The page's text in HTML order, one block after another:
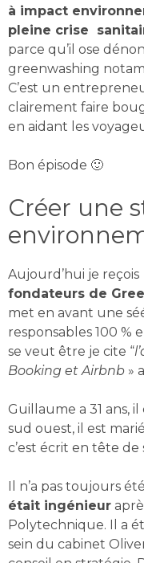
à impact
pleine crise
parce qu’il ose
greenwashing
C’est un
clairement faire
en aidant les
Bon épisode 🙂
Créer une
Aujourd’hui je reçois
fondateurs de
met en avant une
responsables 100 %
se veut être je cite “
Booking et Airbnb »
Guillaume a 31 ans,
sud ouest, il est
c’est écrit en tête de
Il n’a pas toujours
était ingénieur
Polytechnique. Il a
sein du cabinet